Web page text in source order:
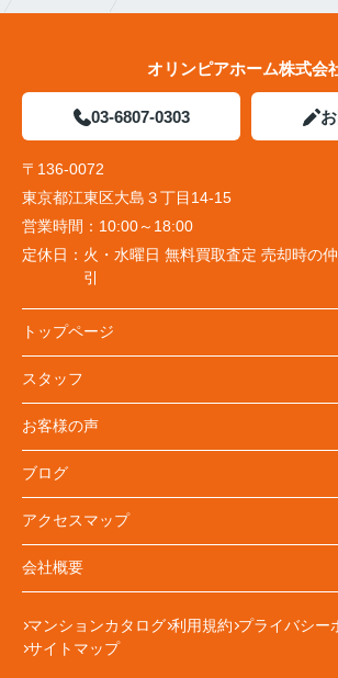
オリンピアホーム株式会
03-6807-0303
〒136-0072
東京都江東区大島３丁目14-15
営業時間： 10:00～18:00
定休日： 火・水曜日 無料買取査定 売却時の
引
トップページ
スタッフ
お客様の声
ブログ
アクセスマップ
会社概要
マンションカタログ 利用規約 プライバシー
サイトマップ